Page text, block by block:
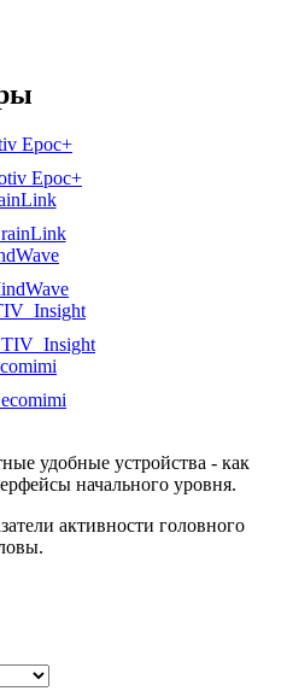
Epoc+
удобные устройства - как
начального уровня.
активности головного